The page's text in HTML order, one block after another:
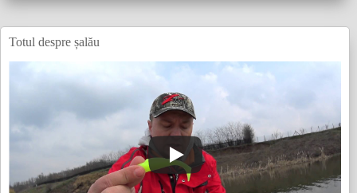
Totul despre șalău